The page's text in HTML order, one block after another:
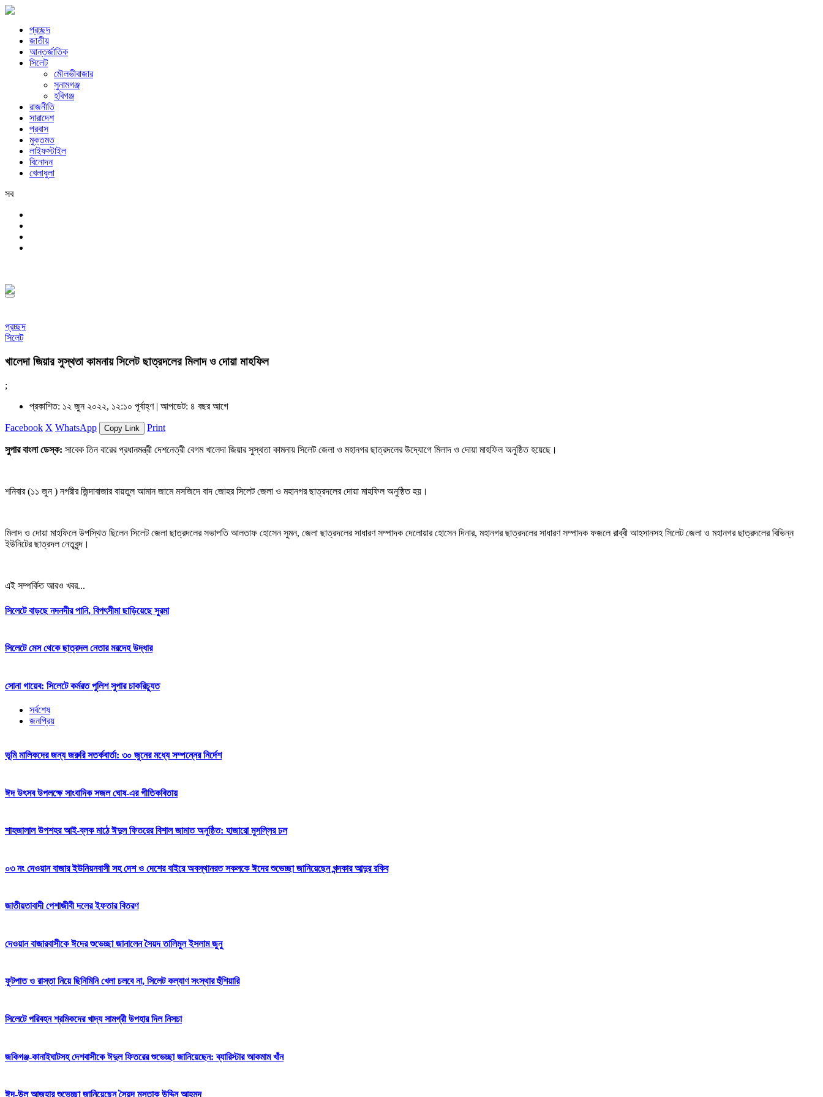
প্রচ্ছদ
জাতীয়
আন্তর্জাতিক
সিলেট
মৌলভীবাজার
সুনামগঞ্জ
হবিগঞ্জ
রাজনীতি
সারাদেশ
প্রবাস
মুক্তমত
লাইফস্টাইল
বিনোদন
খেলাধুলা
সব
প্রচ্ছদ
সিলেট
খালেদা জিয়ার সুস্থতা কামনায় সিলেট ছাত্রদলের মিলাদ ও দোয়া মাহফিল
;
প্রকাশিত: ১২ জুন ২০২২, ১২:১০ পূর্বাহ্ণ | আপডেট: ৪ বছর আগে
Facebook X WhatsApp Copy Link Print
সুপার বাংলা ডেস্ক: সাবেক তিন বারের প্রধানমন্ত্রী দেশনেত্রী বেগম খালেদা জিয়ার সুস্থতা কামনায় সিলেট জেলা ও মহানগর ছাত্রদলের উদ্যোগে মিলাদ ও দোয়া মাহফিল অনুষ্ঠিত হয়েছে।
শনিবার (১১ জুন ) নগরীর জিন্দাবাজার বায়তুল আমান জামে মসজিদে বাদ জোহর সিলেট জেলা ও মহানগর ছাত্রদলের দোয়া মাহফিল অনুষ্ঠিত হয়।
মিলাদ ও দোয়া মাহফিলে উপস্থিত ছিলেন সিলেট জেলা ছাত্রদলের সভাপতি আলতাফ হোসেন সুমন, জেলা ছাত্রদলের সাধারণ সম্পাদক দেলোয়ার হোসেন দিনার, মহানগর ছাত্রদলের সাধারণ সম্পাদক ফজলে রাব্বী আহসানসহ সিলেট জেলা ও মহানগর ছাত্রদলের বিভিন্ন
ইউনিটের ছাত্রদল নেতৃবৃন্দ।
এই সম্পর্কিত আরও খবর...
সিলেটে বাড়ছে নদনদীর পানি, বিপৎসীমা ছাড়িয়েছে সুরমা
সিলেটে মেস থেকে ছাত্রদল নেতার মরদেহ উদ্ধার
সোনা গায়েব: সিলেটে কর্মরত পুলিশ সুপার চাকরিচ্যুত
সর্বশেষ
জনপ্রিয়
ভূমি মালিকদের জন্য জরুরি সতর্কবার্তা: ৩০ জুনের মধ্যে সম্পন্নের নির্দেশ
ঈদ উৎসব উপলক্ষে সাংবাদিক সজল ঘোষ-এর গীতিকবিতায়
শাহজালাল উপশহর আই-ব্লক মাঠে ঈদুল ফিতরের বিশাল জামাত অনুষ্ঠিত: হাজারো মুসল্লির ঢল
০৩ নং দেওয়ান বাজার ইউনিয়নবাসী সহ দেশ ও দেশের বাইরে অবস্থানরত সকলকে ঈদের শুভেচ্ছা জানিয়েছেন খন্দকার আব্দুর রকিব
জাতীয়তাবাদী পেশাজীবী দলের ইফতার বিতরণ
দেওয়ান বাজারবাসীকে ঈদের শুভেচ্ছা জানালেন সৈয়দ তালিমুল ইসলাম জুনু
ফুটপাত ও রাস্তা নিয়ে ছিনিমিনি খেলা চলবে না, সিলেট কল্যাণ সংস্থার হুঁশিয়ারি
সিলেটে পরিবহন শ্রমিকদের খাদ্য সামগ্রী উপহার দিল নিসচা
জকিগঞ্জ-কানাইঘাটসহ দেশবাসীকে ঈদুল ফিতরের শুভেচ্ছা জানিয়েছেন: ব্যারিস্টার আকমাম খাঁন
ঈদ-উল আজহার শুভেচ্ছা জানিয়েছেন সৈয়দ মুস্তাক উদ্দিন আহমদ